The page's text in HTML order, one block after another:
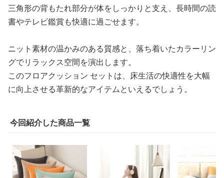
三角形の背もたれ部分が体をしっかりと支え、長時間の読
書やテレビ鑑賞も快適に過ごせます。
ニット素材の温かみのある質感と、落ち着いたカラーリン
グでリラックス空間を演出します。
このフロアクッション セットは、床生活の快適性を大幅
に向上させる革新的なアイテムといえるでしょう。
今回紹介した商品一覧